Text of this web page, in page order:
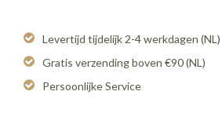
Levertijd tijdelijk 2-4 werkdagen (NL)
Gratis verzending boven €90 (NL)
Persoonlijke Service